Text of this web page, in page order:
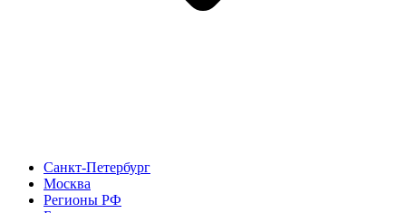
Санкт-Петербург
Москва
Регионы РФ